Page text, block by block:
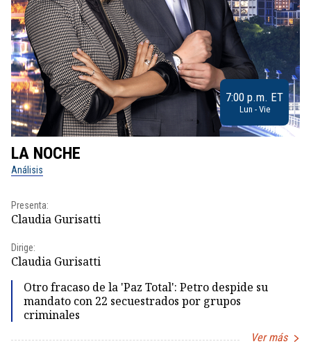
7:00 p.m. ET
Lun - Vie
LA NOCHE
Análisis
Presenta:
Claudia Gurisatti
Dirige:
Claudia Gurisatti
Otro fracaso de la 'Paz Total': Petro despide su
mandato con 22 secuestrados por grupos
criminales
Ver más